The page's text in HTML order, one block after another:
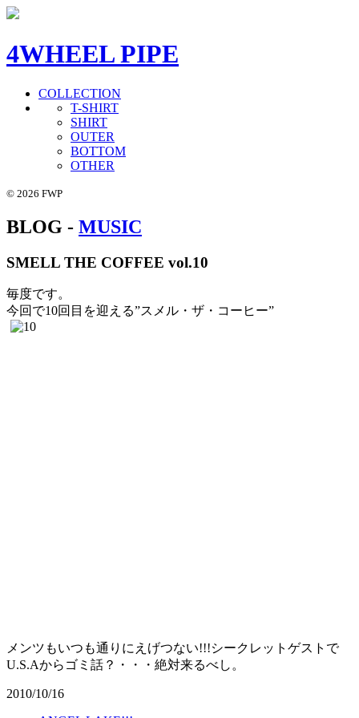
4WHEEL PIPE
COLLECTION
T-SHIRT
SHIRT
OUTER
BOTTOM
OTHER
© 2026 FWP
BLOG - MUSIC
SMELL THE COFFEE vol.10
毎度です。
今回で10回目を迎える”スメル・ザ・コーヒー”
メンツもいつも通りにえげつない!!!シークレットゲストで
U.S.Aからゴミ話？・・・絶対来るべし。
2010/10/16